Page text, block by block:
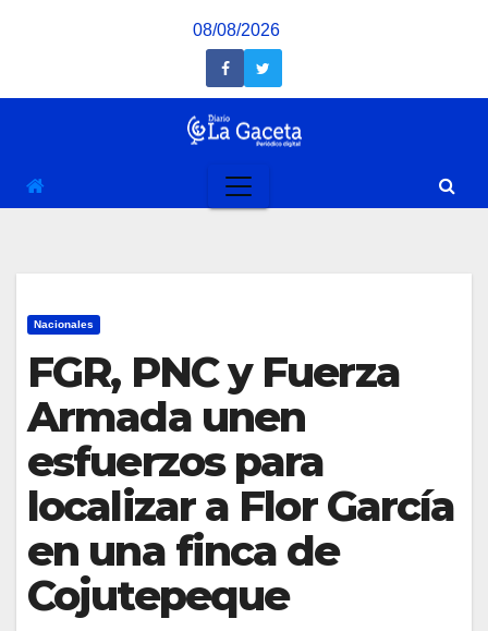
08/08/2026
Nacionales
FGR, PNC y Fuerza
Armada unen
esfuerzos para
localizar a Flor García
en una finca de
Cojutepeque